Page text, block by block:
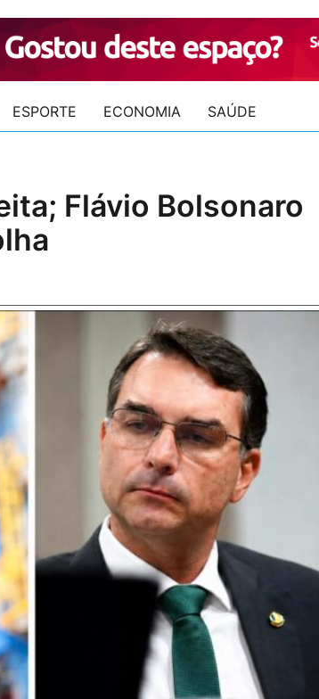
ESPORTE ECONOMIA SAÚDE
Flávio Bolsonaro